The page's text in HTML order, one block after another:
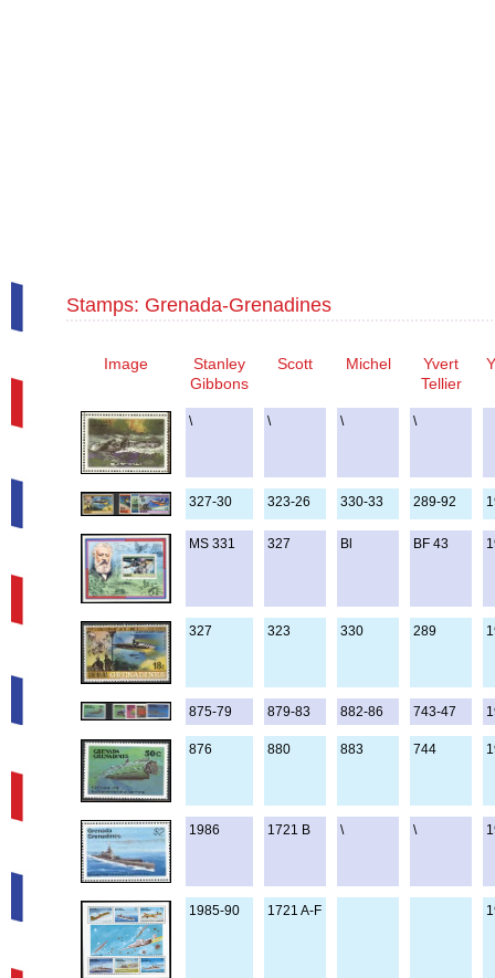
Stamps: Grenada-Grenadines
Image
Stanley
Gibbons
Scott Michel
Yvert
Tellier
\ \ \ \
327-30 323-26 330-33 289-92
MS 331 327 Bl BF 43
327 323 330 289
875-79 879-83 882-86 743-47
876 880 883 744
1986 1721 B \ \
1985-90 1721 A-F